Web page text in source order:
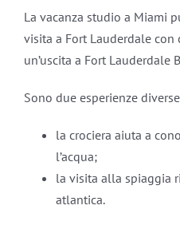
La vacanza studio a Miami
visita a Fort Lauderdale
un’uscita a Fort Lauderdale
Sono due esperienze
la crociera aiuta a
l’acqua;
la visita alla spiaggia
atlantica.